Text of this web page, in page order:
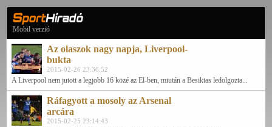
Mobil verzió
Az olaszok nagy napja, Liverpool-
bukta
2015-02-26 23:36:52
A Liverpool nem jutott a legjobb 16 közé az El-ben, miután a Besiktas ledolgozta...
Ráfagyott a mosoly az Arsenal
arcára
2015-02-25 23:14:43